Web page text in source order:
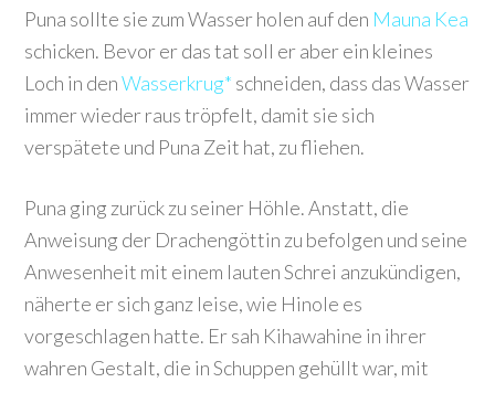
Puna sollte sie zum Wasser holen auf den Mauna Kea
schicken. Bevor er das tat soll er aber ein kleines
Loch in denWasserkrug* schneiden, dass das Wasser
immer wieder raus tröpfelt, damit sie sich
verspätete und Puna Zeit hat, zu fliehen.
Puna ging zurück zu seiner Höhle. Anstatt, die
Anweisung der Drachengöttin zu befolgen und seine
Anwesenheit mit einem lauten Schrei anzukündigen,
näherte er sich ganz leise, wie Hinole es
vorgeschlagen hatte. Er sah Kihawahine in ihrer
wahren Gestalt, die in Schuppen gehüllt war, mit